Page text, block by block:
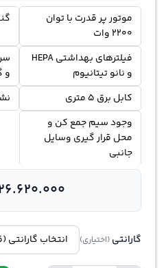
موتور پر قدرت با توان
2200 وات
فیلترهای بهداشتی HEPA
و نانو تیتانیوم
و
کابل برق 5 متری
وجود سیم جمع کن و
محل قرار گیری وسایل
جانبی
گارانتی (اختیاری)